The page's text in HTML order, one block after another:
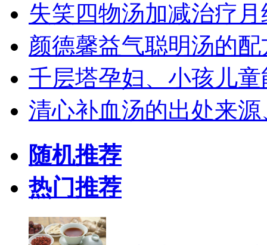
失笑四物汤加减治疗月
颜德馨益气聪明汤的配
千层塔孕妇、小孩儿童
清心补血汤的出处来源
随机推荐
热门推荐